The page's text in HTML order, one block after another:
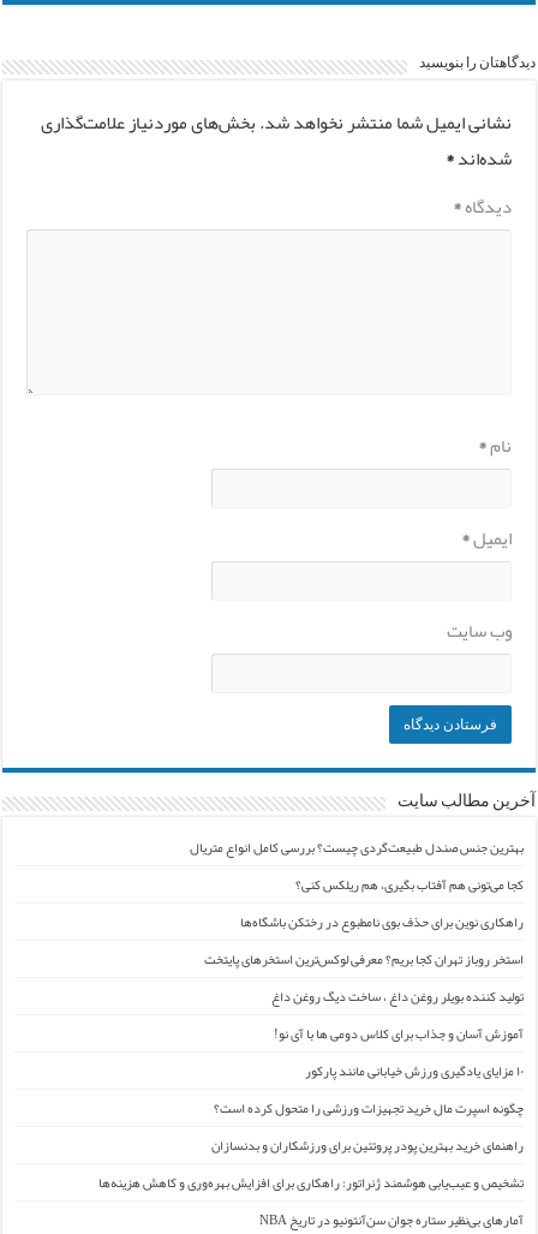
دیدگاهتان را بنویسید
نشانی ایمیل شما منتشر نخواهد شد.بخش‌های موردنیاز علامت‌گذاری
شده‌اند*
دیدگاه*
نام*
ایمیل*
وب‌ سایت
آخرین مطالب سایت
بهترین جنس صندل طبیعت‌گردی چیست؟ بررسی کامل انواع متریال
کجا می‌تونی هم آفتاب بگیری، هم ریلکس کنی؟
راهکاری نوین برای حذف بوی نامطبوع در رختکن باشگاه‌ها
استخر روباز تهران کجا بریم؟ معرفی لوکس‌ترین استخرهای پایتخت
تولید کننده بویلر روغن داغ ، ساخت دیگ روغن داغ
آموزش آسان و جذاب برای کلاس دومی ها با آی نو!
۱۰ مزایای یادگیری ورزش خیابانی مانند پارکور
چگونه اسپرت مال خرید تجهیزات ورزشی را متحول کرده است؟
راهنمای خرید بهترین پودر پروتئین برای ورزشکاران و بدنسازان
تشخیص و عیب‌یابی هوشمند ژنراتور: راهکاری برای افزایش بهره‌وری و کاهش هزینه‌ها
آمارهای بی‌نظیر ستاره جوان سن‌آنتونیو در تاریخ NBA